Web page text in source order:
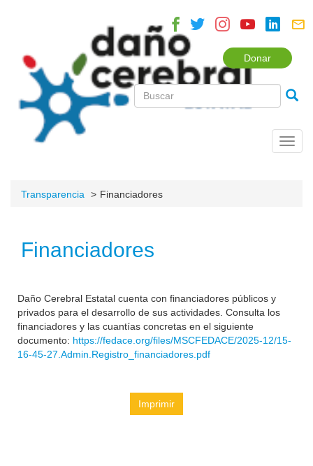
Donar
Transparencia Financiadores
Financiadores
Daño Cerebral Estatal cuenta con financiadores públicos y
privados para el desarrollo de sus actividades. Consulta los
financiadores y las cuantías concretas en el siguiente
documento: https://fedace.org/files/MSCFEDACE/2025-12/15-
16-45-27.Admin.Registro_financiadores.pdf
Imprimir